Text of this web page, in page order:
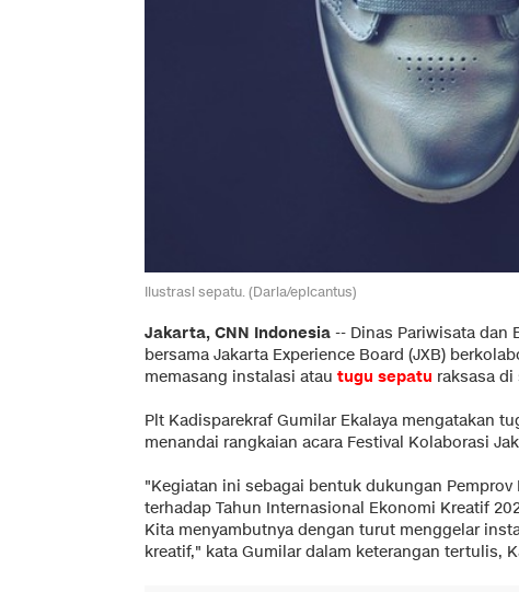
Ilustrasi sepatu. (Daria/epicantus)
Jakarta, CNN Indonesia -- Dinas Pariwisata dan
bersama Jakarta Experience Board (JXB)
memasang instalasi atau tugu sepatu raksasa
Plt Kadisparekraf Gumilar Ekalaya mengatakan
menandai rangkaian acara Festival Kolaborasi
"Kegiatan ini sebagai bentuk dukungan
terhadap Tahun Internasional Ekonomi Kreatif
Kita menyambutnya dengan turut menggelar
kreatif," kata Gumilar dalam keterangan tertulis,